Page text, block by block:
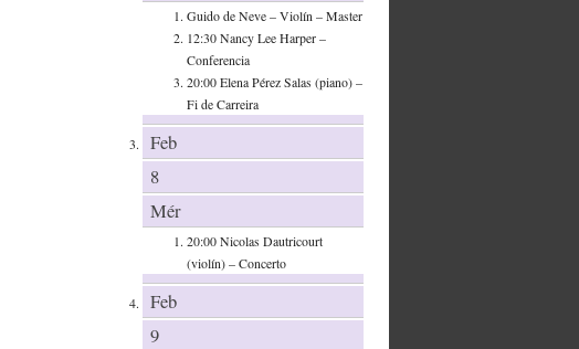
Guido de Neve – Violín – Master
12:30Nancy Lee Harper –
Conferencia
20:00Elena Pérez Salas (piano) –
Fi de Carreira
Feb
8
Mér
20:00Nicolas Dautricourt
(violín) – Concerto
Feb
9